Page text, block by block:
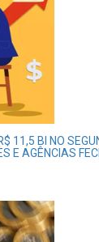
11,5 BI NO
E AGÊNCIAS